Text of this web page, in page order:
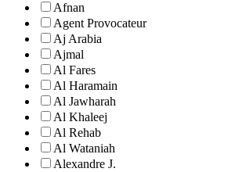
Afnan
Agent Provocateur
Aj Arabia
Ajmal
Al Fares
Al Haramain
Al Jawharah
Al Khaleej
Al Rehab
Al Wataniah
Alexandre J.